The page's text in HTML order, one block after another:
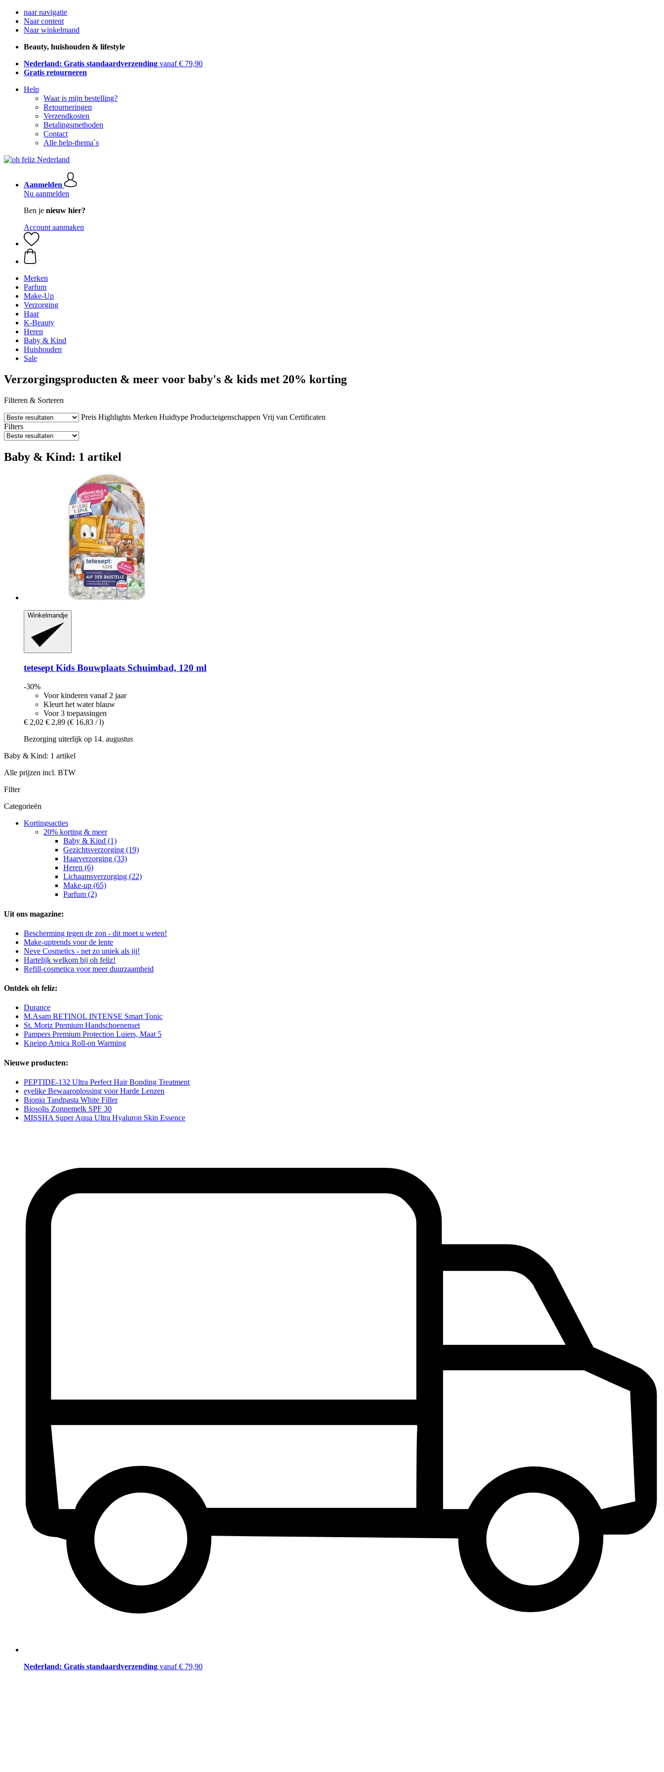
naar navigatie
Naar content
Naar winkelmand
Beauty, huishouden & lifestyle
Nederland: Gratis standaardverzending vanaf € 79,90
Gratis retourneren
Help
Waar is mijn bestelling?
Retourneringen
Verzendkosten
Betalingsmethoden
Contact
Alle help-thema`s
Aanmelden
Nu aanmelden
Ben je nieuw hier?
Account aanmaken
Merken
Parfum
Make-Up
Verzorging
Haar
K-Beauty
Heren
Baby & Kind
Huishouden
Sale
Verzorgingsproducten & meer voor baby's & kids met 20% korting
Filteren & Sorteren
Preis Highlights Merken Huidtype Producteigenschappen Vrij van Certificaten
Filters
Baby & Kind: 1 artikel
Winkelmandje
tetesept Kids Bouwplaats Schuimbad, 120 ml
-30%
Voor kinderen vanaf 2 jaar
Kleurt het water blauw
Voor 3 toepassingen
€ 2,02 € 2,89 (€ 16,83 / l)
Bezorging uiterlijk op 14. augustus
Baby & Kind: 1 artikel
Alle prijzen incl. BTW
Filter
Categorieën
Kortingsacties
20% korting & meer
Baby & Kind (1)
Gezichtsverzorging (19)
Haarverzorging (33)
Heren (6)
Lichaamsverzorging (22)
Make-up (65)
Parfum (2)
Uit ons magazine:
Bescherming tegen de zon - dit moet u weten!
Make-uptrends voor de lente
Neve Cosmetics - net zo uniek als jij!
Hartelijk welkom bij oh feliz!
Refill-cosmetica voor meer duurzaamheid
Ontdek oh feliz:
Durance
M.Asam RETINOL INTENSE Smart Tonic
St. Moriz Premium Handschoenenset
Pampers Premium Protection Luiers, Maat 5
Kneipp Arnica Roll-on Warming
Nieuwe producten:
PEPTIDE-132 Ultra Perfect Hair Bonding Treatment
eyelike Bewaaroplossing voor Harde Lenzen
Bioniq Tandpasta White Filler
Biosolis Zonnemelk SPF 30
MISSHA Super Aqua Ultra Hyaluron Skin Essence
Nederland: Gratis standaardverzending vanaf € 79,90